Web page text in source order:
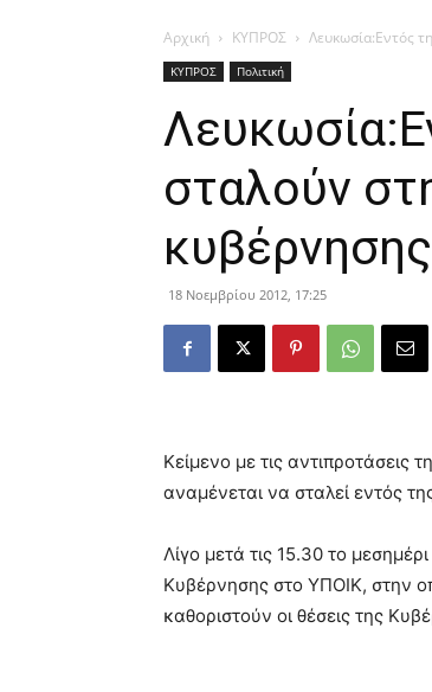
Αρχική ΚΥΠΡΟΣ Λευκωσία:Εντός
ΚΥΠΡΟΣ Πολιτική
σταλούν
κυβέρνησης
18 Νοεμβρίου 2012, 17:25
Κείμενο με τις
αναμένεται να σταλεί εντός
Λίγο μετά τις 15.30 το
Κυβέρνησης στο ΥΠΟΙΚ, στην
καθοριστούν οι θέσεις της